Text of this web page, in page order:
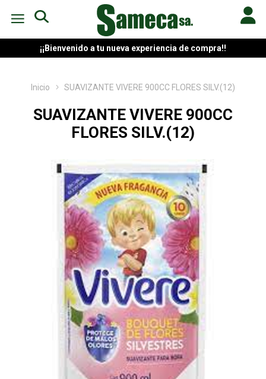
¡¡Bienvenido a tu nueva experiencia de compra!!
Inicio SUAVIZANTE VIVERE 900CC FLORES SILV.(12)
SUAVIZANTE VIVERE 900CC
FLORES SILV.(12)